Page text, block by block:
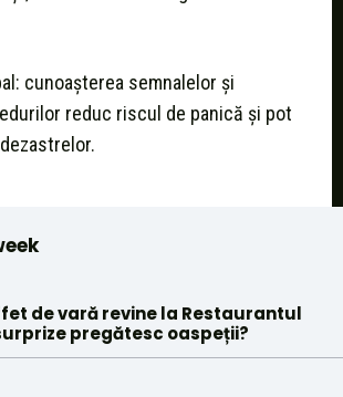
cunoașterea semnalelor și
reduc riscul de panică și pot
de vară revine la Restaurantul
pregătesc oaspeții?